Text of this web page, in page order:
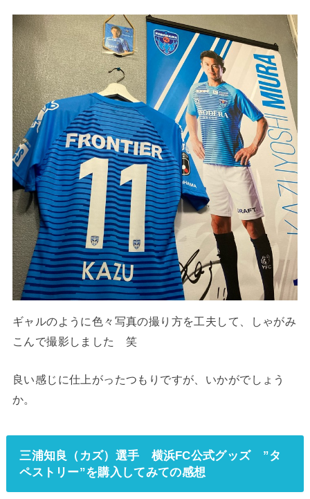
ギャルのように色々写真の撮り方を工夫して、しゃがみ
こんで撮影しました 笑
良い感じに仕上がったつもりですが、いかがでしょう
か。
三浦知良（カズ）選手 横浜FC公式グッズ ”タ
ペストリー”を購入してみての感想